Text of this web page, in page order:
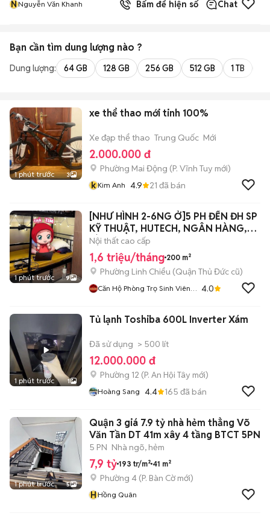
NNguyễn Văn Khanh Bấm để hiện số Chat
Bạn cần tìm dung lượng nào ?
Dung lượng: 64 GB 128 GB 256 GB 512 GB 1 TB
1 phút trước 3
xe thể thao mới tinh 100%
Xe đạp thể thao Trung Quốc Mới
2.000.000 đ
Phường Mai Động (P. Vĩnh Tuy mới)
k Kim Anh 4.9 21 đã bán
1 phút trước 9
[NHƯ HÌNH 2-6NG Ở]5 PH ĐẾN ĐH SP
KỸ THUẬT, HUTECH, NGÂN HÀNG,
LÀNG DH
Nội thất cao cấp
1,6 triệu/tháng 200 m²
Phường Linh Chiểu (Quận Thủ Đức cũ)
Căn Hộ Phòng Trọ Sinh Viên
4.0
1 phút trước 1
Tủ lạnh Toshiba 600L Inverter Xám
Đã sử dụng > 500 lít
12.000.000 đ
Phường 12 (P. An Hội Tây mới)
Hoàng Sang 4.4 165 đã bán
1 phút trước 5
Quận 3 giá 7.9 tỷ nhà hẻm thẳng Võ
Văn Tần DT 41m xây 4 tầng BTCT 5PN
5 PN Nhà ngõ, hẻm
7,9 tỷ 193 tr/m² 41 m²
Phường 4 (P. Bàn Cờmới)
HHồng Quân